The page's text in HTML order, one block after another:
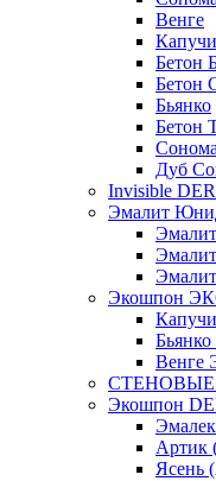
Венге
Бетон
Бетон
Бьянко
Бетон
Дуб
Invisible
Эмалит
Экошпон
Венге
Экошпон
Артик
Ясень